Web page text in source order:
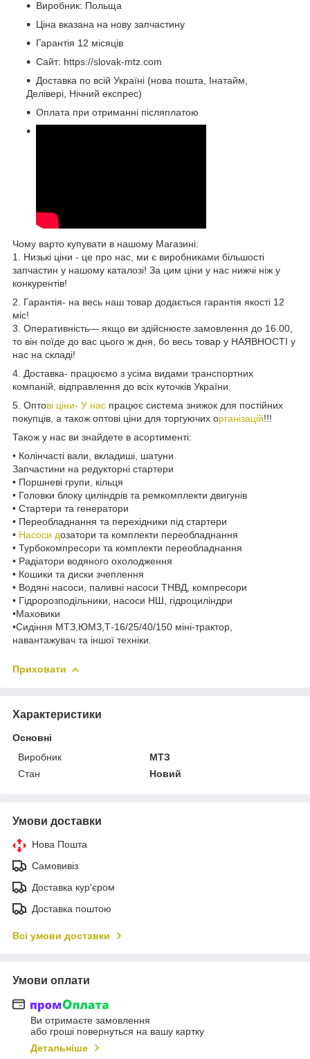
Виробник: Польща
Ціна вказана на нову запчастину
Гарантія 12 місяців
Сайт: https://slovak-mtz.com
Доставка по всій Україні (нова пошта, Інатайм,
Делівері, Нічний експрес)
Оплата при отриманні післяплатою
Чому варто купувати в нашому Магазині:
1. Низькі ціни - це про нас, ми є виробниками більшості
запчастин у нашому каталозі! За цим ціни у нас нижчі ніж у
конкурентів!
2. Гарантія- на весь наш товар додається гарантія якості 12
міс!
3. Оперативність— якщо ви здійснюєте замовлення до 16.00,
то він поїде до вас цього ж дня, бо весь товар у НАЯВНОСТІ у
нас на складі!
4. Доставка- працюємо з усіма видами транспортних
компаній, відправлення до всіх куточків України.
5. Оптові ціни- У нас працює система знижок для постійних
покупців, а також оптові ціни для торгуючих організацій!!!
Також у нас ви знайдете в асортименті:
• Колінчасті вали, вкладиші, шатуни
Запчастини на редукторні стартери
• Поршневі групи, кільця
• Головки блоку циліндрів та ремкомплекти двигунів
• Стартери та генератори
• Переобладнання та перехідники під стартери
• Насоси дозатори та комплекти переобладнання
• Турбокомпресори та комплекти переобладнання
• Радіатори водяного охолодження
• Кошики та диски зчеплення
• Водяні насоси, паливні насоси ТНВД, компресори
• Гідророзподільники, насоси НШ, гідроциліндри
•Маховики
•Сидіння МТЗ,ЮМЗ,Т-16/25/40/150 міні-трактор,
навантажувач та іншої техніки.
Приховати
Характеристики
Основні
Виробник
МТЗ
Стан
Новий
Умови доставки
Нова Пошта
Самовивіз
Доставка кур'єром
Доставка поштою
Всі умови доставки
Умови оплати
Ви отримаєте замовлення
або гроші повернуться на вашу картку
Детальніше